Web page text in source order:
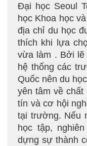
Đại học Seoul
học Khoa học
địa chỉ du học
thích khi lựa
vừa làm . Bởi
hệ thống các
Quốc nên du
yên tâm về
tín và cơ hội
tại trường. Nếu
học tập,
dựng sự thành